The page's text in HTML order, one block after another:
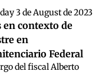
3 de August de 2023
en contexto de
en
Federal
del fiscal Alberto